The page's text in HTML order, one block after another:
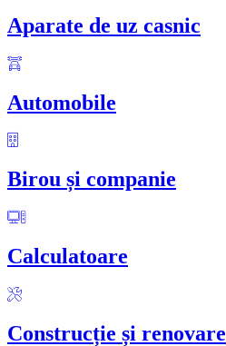
Aparate de uz casnic
Automobile
Birou și companie
Calculatoare
Construcție și renovare